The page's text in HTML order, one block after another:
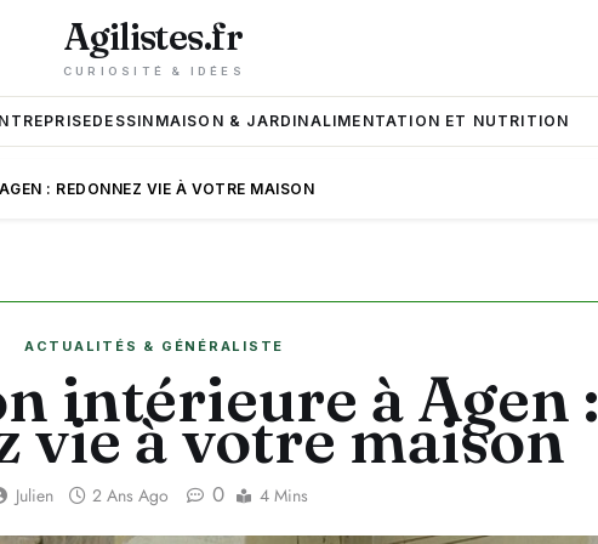
Agilistes.fr
CURIOSITÉ & IDÉES
DESSIN MAISON & JARDINALIMENTATION ET NUTRITION
: REDONNEZ VIE À VOTRE MAISON
ACTUALITÉS & GÉNÉRALISTE
intérieure à Agen :
vie à votre maison
Julien 2 Ans Ago 0 4 Mins